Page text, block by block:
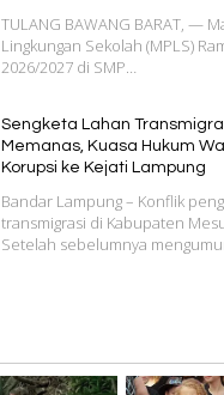
TULANG BAWANG BARAT, —
Lingkungan Sekolah (MPLS)
2026/2027 di SMP…
Sengketa Lahan
Memanas, Kuasa Hukum
Korupsi ke Kejati Lampung
Bandar Lampung – Konflik
transmigrasi di Kabupaten
Setelah sebelumnya